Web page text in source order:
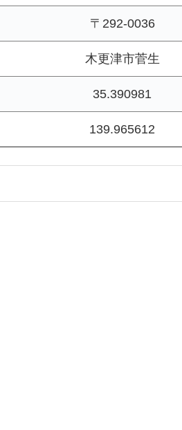
〒292-0036
木更津市菅生
35.390981
139.965612